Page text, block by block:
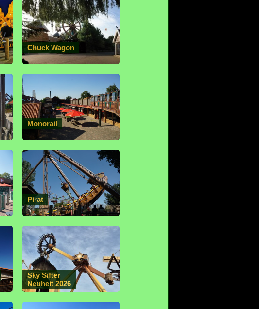
Chuck Wagon
Monorail
Pirat
Sky Sifter
Neuheit 2026